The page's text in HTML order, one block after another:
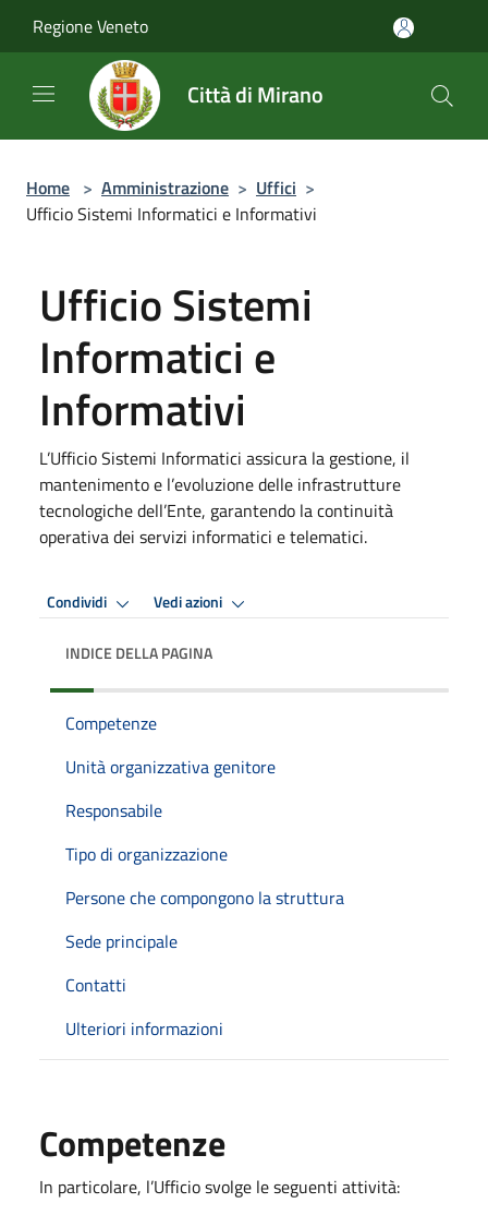
Regione Veneto
Città di Mirano
Home > Amministrazione > Uffici >
Ufficio Sistemi Informatici e Informativi
Ufficio Sistemi
Informatici e
Informativi
L’Ufficio Sistemi Informatici assicura la gestione, il
mantenimento e l’evoluzione delle infrastrutture
tecnologiche dell’Ente, garantendo la continuità
operativa dei servizi informatici e telematici.
Condividi Vedi azioni
INDICE DELLA PAGINA
Competenze
Unità organizzativa genitore
Responsabile
Tipo di organizzazione
Persone che compongono la struttura
Sede principale
Contatti
Ulteriori informazioni
Competenze
In particolare, l’Ufficio svolge le seguenti attività: